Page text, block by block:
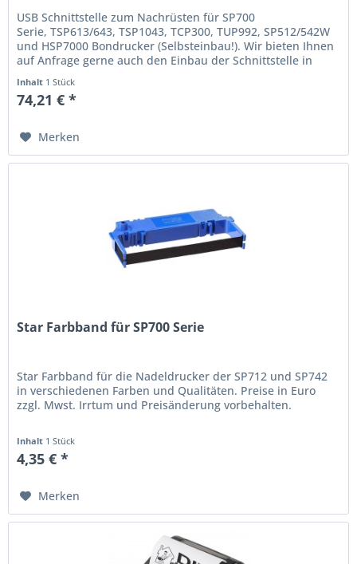
USB Schnittstelle zum Nachrüsten für SP700
Serie, TSP613/643, TSP1043, TCP300, TUP992, SP512/542W
und HSP7000 Bondrucker (Selbsteinbau!). Wir bieten Ihnen
auf Anfrage gerne auch den Einbau der Schnittstelle in
Inhalt 1 Stück
74,21 € *
Merken
Star Farbband für SP700 Serie
Star Farbband für die Nadeldrucker der SP712 und SP742
in verschiedenen Farben und Qualitäten. Preise in Euro
zzgl. Mwst. Irrtum und Preisänderung vorbehalten.
Inhalt 1 Stück
4,35 € *
Merken